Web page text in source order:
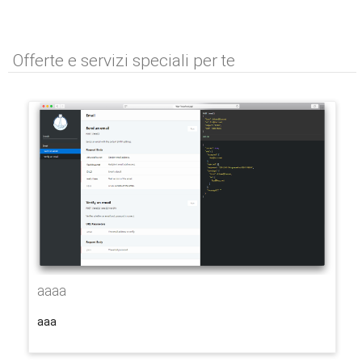
Offerte e servizi speciali per te
aaaa
aaa